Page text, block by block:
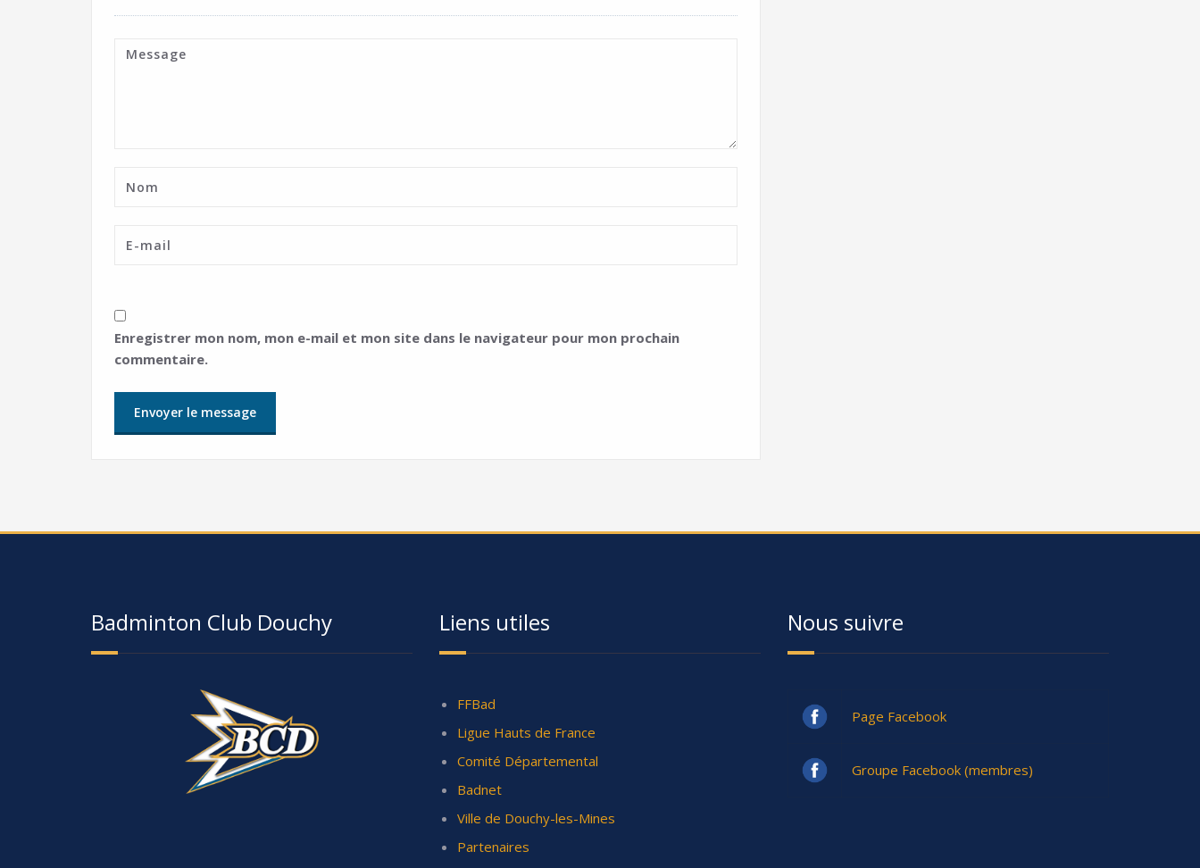
Enregistrer mon nom, mon e-mail et mon site dans le navigateur pour mon prochain
commentaire.
Badminton Club Douchy Liens utiles
FFBad
Ligue Hauts de France
Comité Départemental
Badnet
Ville de Douchy-les-Mines
Partenaires
Nous suivre
Page Facebook
Groupe Facebook (membres)